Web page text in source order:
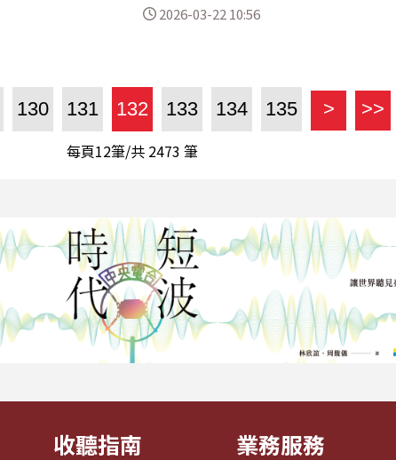
2026-03-22 10:56
130 131 132 133 134 135 > >>
每頁12筆/共 2473 筆
收聽指南 業務服務